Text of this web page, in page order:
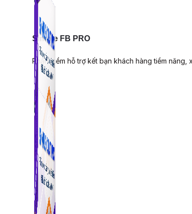
Simple FB PRO
Phần mềm hỗ trợ kết bạn khách hàng tiềm